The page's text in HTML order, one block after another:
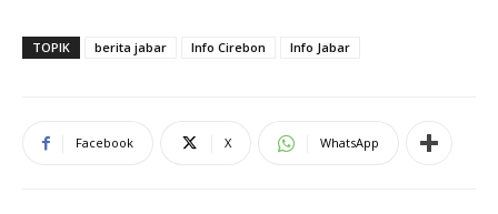
TOPIK berita jabar Info Cirebon Info Jabar
Facebook X WhatsApp